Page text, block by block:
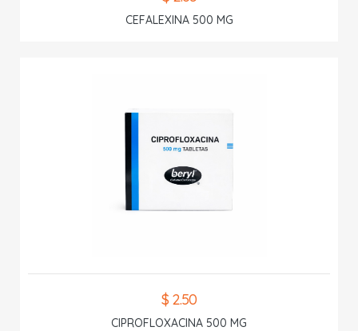
CEFALEXINA 500 MG
$ 2.50
CIPROFLOXACINA 500 MG